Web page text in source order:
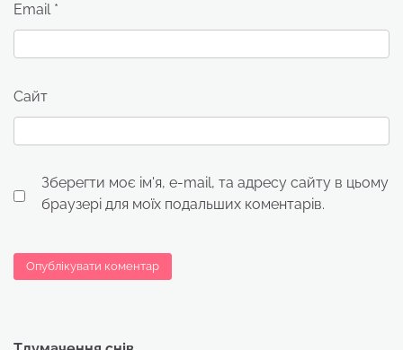
Email *
Сайт
Зберегти моє ім'я, e-mail, та адресу сайту в цьому
браузері для моїх подальших коментарів.